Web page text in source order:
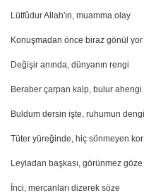
Lütfûdur Allah'ın, muamma olay
Konuşmadan önce biraz gönül yor
Değişir anında, dünyanın rengi
Beraber çarpan kalp, bulur ahengi
Buldum dersin işte, ruhumun dengi
Tüter yüreğinde, hiç sönmeyen kor
Leyladan başkası, görünmez göze
İnci, mercanları dizerek söze